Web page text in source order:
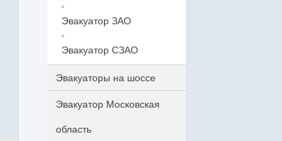
Эвакуатор ЗАО
Эвакуатор СЗАО
Эвакуаторы на шоссе
Эвакуатор Московская
область